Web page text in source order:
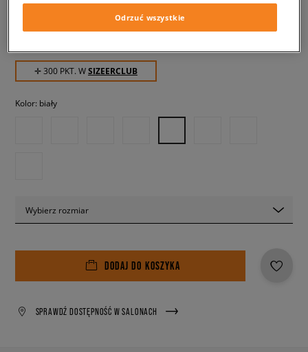
299,99 zł
309,99 zł
✛ 300 PKT. WSIZEERCLUB
Kolor: biały
Wybierz rozmiar
DODAJ DO KOSZYKA
SPRAWDŹ DOSTĘPNOŚĆ W SALONACH
Odrzuć wszystkie